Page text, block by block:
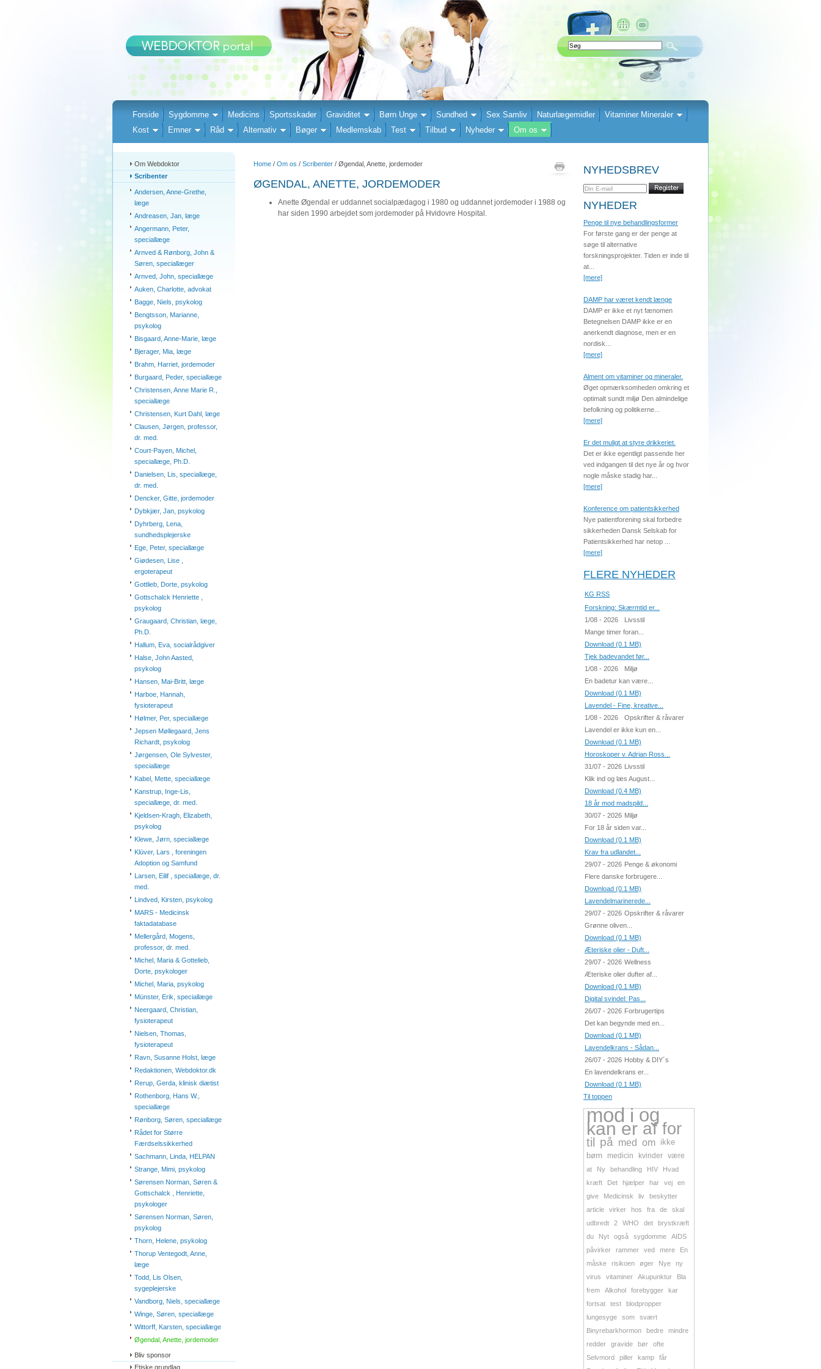
Forside Sygdomme Medicins Sportsskader Graviditet Børn Unge Sundhed Sex Samliv Naturlægemidler
Vitaminer Mineraler
Kost
Emner Råd Alternativ Bøger Medlemskab Test Tilbud Nyheder Om os
Om Webdoktor
Scribenter
Andersen, Anne-Grethe,
læge
Andreasen, Jan, læge
Angermann, Peter,
speciallæge
Arnved & Rønborg, John &
Søren, speciallæger
Arnved, John, speciallæge
Auken, Charlotte, advokat
Bagge, Niels, psykolog
Bengtsson, Marianne,
psykolog
Bisgaard, Anne-Marie, læge
Bjerager, Mia, læge
Brahm, Harriet, jordemoder
Burgaard, Peder, speciallæge
Christensen, Anne Marie R.,
speciallæge
Christensen, Kurt Dahl, læge
Clausen, Jørgen, professor,
dr. med.
Court-Payen, Michel,
speciallæge, Ph.D.
Danielsen, Lis, speciallæge,
dr. med.
Dencker, Gitte, jordemoder
Dybkjær, Jan, psykolog
Dyhrberg, Lena,
sundhedsplejerske
Ege, Peter, speciallæge
Giødesen, Lise ,
ergoterapeut
Gottlieb, Dorte, psykolog
Gottschalck Henriette ,
psykolog
Graugaard, Christian, læge,
Ph.D.
Hallum, Eva, socialrådgiver
Halse, John Aasted,
psykolog
Hansen, Mai-Britt, læge
Harboe, Hannah,
fysioterapeut
Hølmer, Per, speciallæge
Jepsen Møllegaard, Jens
Richardt, psykolog
Jørgensen, Ole Sylvester,
speciallæge
Kabel, Mette, speciallæge
Kanstrup, Inge-Lis,
speciallæge, dr. med.
Kjeldsen-Kragh, Elizabeth,
psykolog
Klewe, Jørn, speciallæge
Klüver, Lars , foreningen
Adoption og Samfund
Larsen, Eilif , speciallæge, dr.
med.
Lindved, Kirsten, psykolog
MARS - Medicinsk
faktadatabase
Mellergård, Mogens,
professor, dr. med.
Michel, Maria & Gottelieb,
Dorte, psykologer
Michel, Maria, psykolog
Münster, Erik, speciallæge
Neergaard, Christian,
fysioterapeut
Nielsen, Thomas,
fysioterapeut
Ravn, Susanne Holst, læge
Redaktionen, Webdoktor.dk
Rerup, Gerda, klinisk diætist
Rothenborg, Hans W.,
speciallæge
Rønborg, Søren, speciallæge
Rådet for Større
Færdselssikkerhed
Sachmann, Linda, HELPAN
Strange, Mimi, psykolog
Sørensen Norman, Søren &
Gottschalck , Henriette,
psykologer
Sørensen Norman, Søren,
psykolog
Thorn, Helene, psykolog
Thorup Ventegodt, Anne,
læge
Todd, Lis Olsen,
sygeplejerske
Vandborg, Niels, speciallæge
Winge, Søren, speciallæge
Wittorff, Karsten, speciallæge
Øgendal, Anette, jordemoder
Bliv sponsor
Etiske grundlag
Home / Om os / Scribenter / Øgendal, Anette, jordemoder
ØGENDAL, ANETTE, JORDEMODER
Anette Øgendal er uddannet socialpædagog i 1980 og uddannet jordemoder i 1988 og
har siden 1990 arbejdet som jordemoder på Hvidovre Hospital.
NYHEDSBREV
NYHEDER
Penge til nye behandlingsformer
For første gang er der penge at
søge til alternative
forskningsprojekter. Tiden er inde til
at...
[mere]
DAMP har været kendt længe
DAMP er ikke et nyt fænomen
Betegnelsen DAMP ikke er en
anerkendt diagnose, men er en
nordisk...
[mere]
Alment om vitaminer og mineraler.
Øget opmærksomheden omkring et
optimalt sundt miljø Den almindelige
befolkning og politikerne...
[mere]
Er det muligt at styre drikkeriet.
Det er ikke egentligt passende her
ved indgangen til det nye år og hvor
nogle måske stadig har...
[mere]
Konference om patientsikkerhed
Nye patientforening skal forbedre
sikkerheden Dansk Selskab for
Patientsikkerhed har netop ...
[mere]
FLERE NYHEDER
KG RSS
Forskning: Skærmtid er...
1/08 - 2026
Livsstil
Mange timer foran...
Download (0.1 MB)
Tjek badevandet før...
1/08 - 2026
Miljø
En badetur kan være...
Download (0.1 MB)
Lavendel - Fine, kreative...
1/08 - 2026
Opskrifter & råvarer
Lavendel er ikke kun en...
Download (0.1 MB)
Horoskoper v. Adrian Ross...
31/07 - 2026 Livsstil
Klik ind og læs August...
Download (0.4 MB)
18 år mod madspild...
30/07 - 2026 Miljø
For 18 år siden var...
Download (0.1 MB)
Krav fra udlandet...
29/07 - 2026 Penge & økonomi
Flere danske forbrugere...
Download (0.1 MB)
Lavendelmarinerede...
29/07 - 2026 Opskrifter & råvarer
Grønne oliven...
Download (0.1 MB)
Æteriske olier - Duft...
29/07 - 2026 Wellness
Æteriske olier dufter af...
Download (0.1 MB)
Digital svindel: Pas...
26/07 - 2026 Forbrugertips
Det kan begynde med en...
Download (0.1 MB)
Lavendelkrans - Sådan...
26/07 - 2026 Hobby & DIY´s
En lavendelkrans er...
Download (0.1 MB)
Til toppen
mod i og
kan er af for
til på med om ikke
børn
medicin kvinder
være
at
Ny behandling HIV
Hvad
kræft
Det hjælper har vej
en
give
Medicinsk liv
beskytter
article
virker hos fra de
skal
udbredt
2 WHO det
brystkræft
du
Nyt også sygdomme
AIDS
påvirker
rammer ved mere
En
måske
risikoen øger Nye
ny
virus
vitaminer Akupunktur
Bla
frem
Alkohol forebygger
kar
fortsat
test
blodpropper
lungesyge
som
svært
Binyrebarkhormon
bedre
mindre
redder
gravide bør
ofte
Selvmord
piller kamp
får